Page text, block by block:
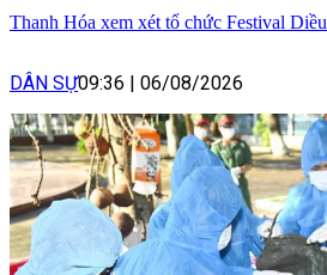
Thanh Hóa xem xét tổ chức Festival
DÂN SỰ09:36 06/08/2026